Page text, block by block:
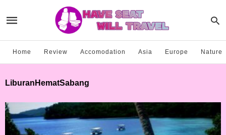
Home Review Accomodation Asia Europe Nature
LiburanHematSabang